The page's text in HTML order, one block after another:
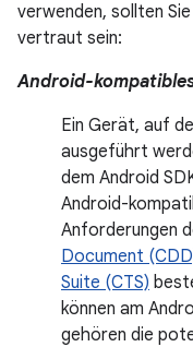
verwenden, sollten
vertraut sein:
Android-
Ein Gerät, auf
ausgeführt
dem Android
Android-
Anforderungen
Document
Suite (CTS)
können am
gehören die